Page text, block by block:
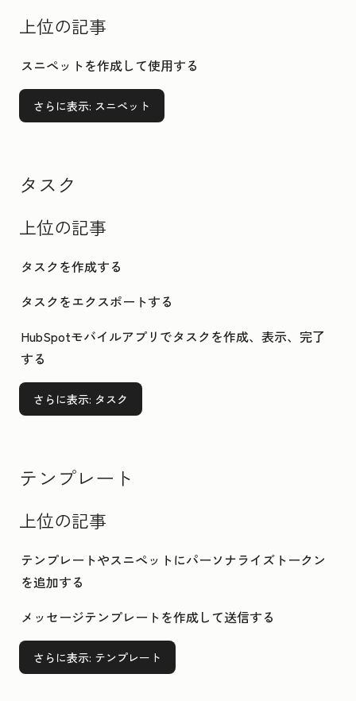
上位の記事
スニペットを作成して使用する
さらに表示: スニペット
タスク
上位の記事
タスクを作成する
タスクをエクスポートする
HubSpotモバイルアプリでタスクを作成、表示、完了
する
さらに表示: タスク
テンプレート
上位の記事
テンプレートやスニペットにパーソナライズトークン
を追加する
メッセージテンプレートを作成して送信する
さらに表示: テンプレート